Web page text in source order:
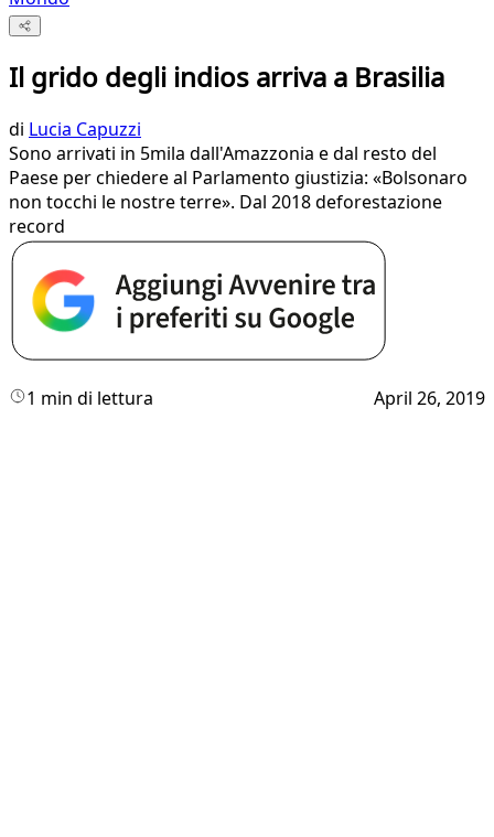
Il grido degli indios arriva a Brasilia
di Lucia Capuzzi
Sono arrivati in 5mila dall'Amazzonia e dal resto del
Paese per chiedere al Parlamento giustizia: «Bolsonaro
non tocchi le nostre terre». Dal 2018 deforestazione
record
1 min di lettura April 26, 2019